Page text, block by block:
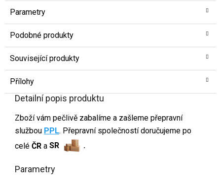
Parametry
Podobné produkty
Související produkty
Přílohy
Detailní popis produktu
Zboží vám pečlivě zabalíme a zašleme přepravní
službou PPL. Přepravní společností doručujeme po
celé ČR a SR .
Parametry